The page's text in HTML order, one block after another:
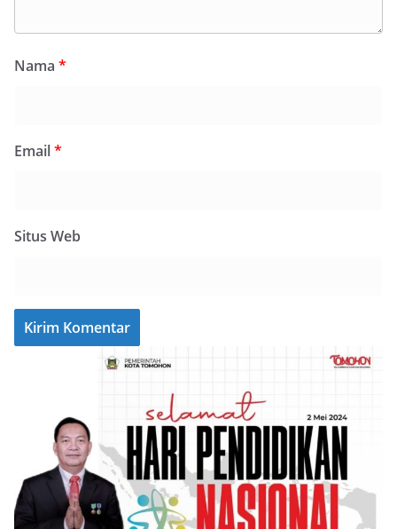
Nama *
Email*
Situs Web